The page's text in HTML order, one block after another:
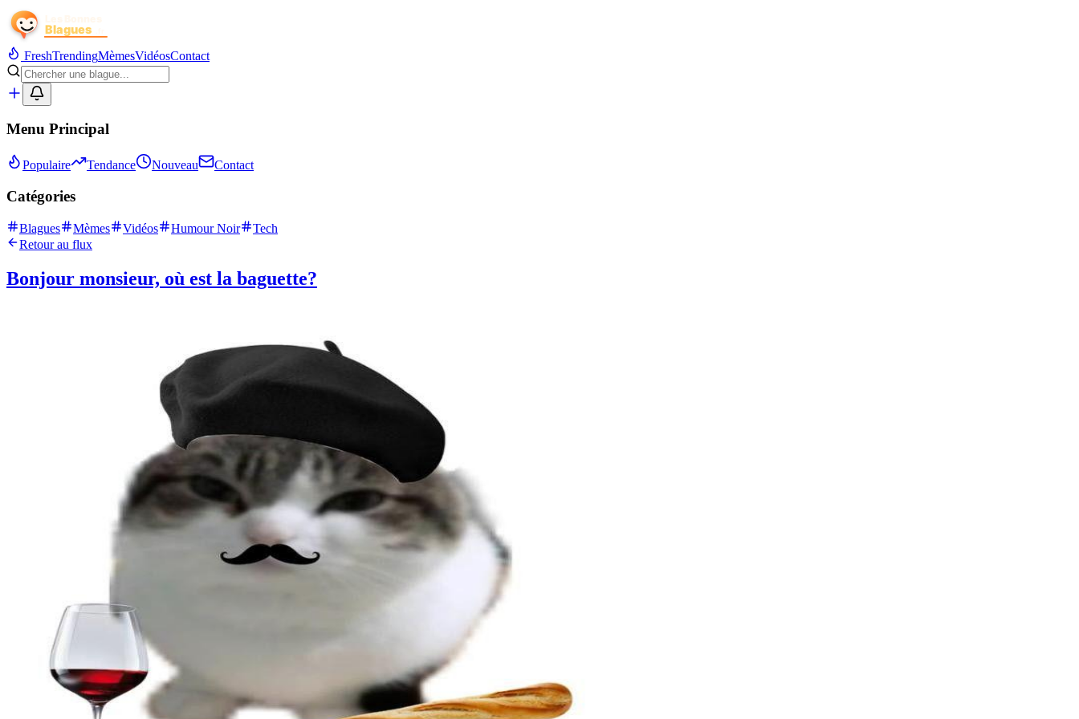
FreshTrendingMèmesVidéosContact
Menu Principal
Populaire Tendance Nouveau Contact
Catégories
Blagues Mèmes Vidéos Humour Noir
Tech
Retour au flux
Bonjour monsieur, où est la baguette?